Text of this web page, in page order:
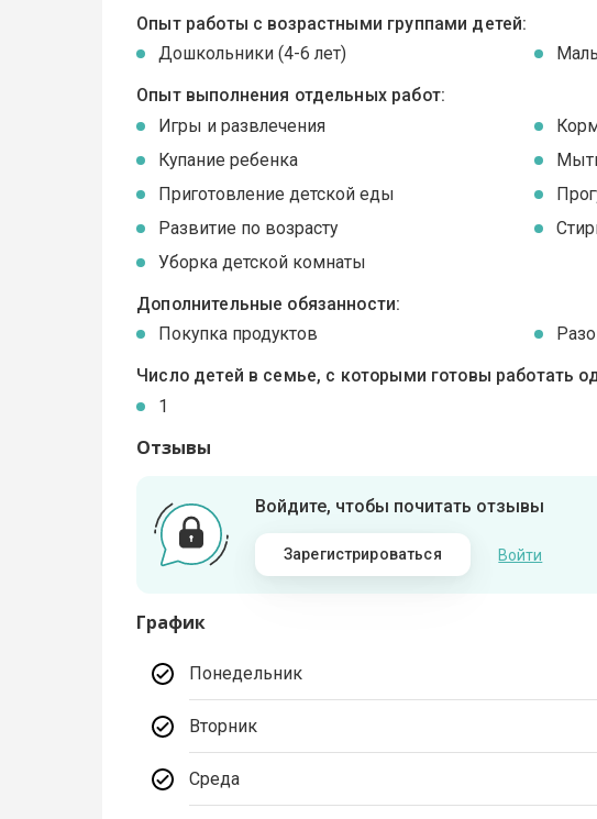
Опыт работы с возрастными группами детей:
Дошкольники (4-6 лет)
Опыт выполнения отдельных работ:
Игры и развлечения
Купание ребенка
Приготовление детской еды
Развитие по возрасту
Уборка детской комнаты
Дополнительные обязанности:
Покупка продуктов
Число детей в семье, с которыми готовы работать
1
Отзывы
Войдите, чтобы почитать отзывы
Зарегистрироваться Войти
График
Понедельник
Вторник
Среда